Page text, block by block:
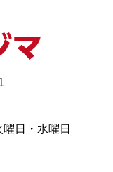
日・水曜日